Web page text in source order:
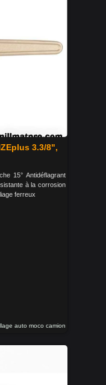
3.3/8",
15° Antidéflagrant
à la corrosion
ferreux
auto moco camion